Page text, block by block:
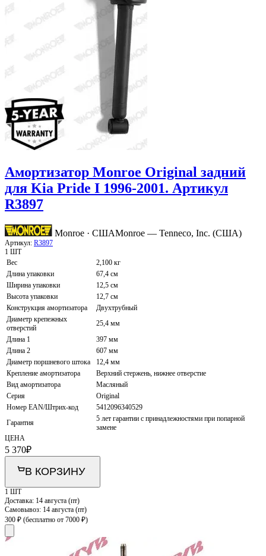
Амортизатор Monroe Original задний
для Kia Pride I 1996-2001. Артикул
R3897
Monroe · СШАMonroe — Tenneco, Inc. (США)
Артикул: R3897
1 ШТ
Вес
2,100 кг
Длина упаковки
67,4 см
Ширина упаковки
12,5 см
Высота упаковки
12,7 см
Конструкция амортизатора
Двухтрубный
Диаметр крепежных
отверстий
25,4 мм
Длина 1
397 мм
Длина 2
607 мм
Диаметр поршневого штока
12,4 мм
Крепление амортизатора
Верхний стержень, нижнее отверстие
Вид амортизатора
Масляный
Серия
Original
Номер EAN/Штрих-код
5412096340529
Гарантия
5 лет гарантии с принадлежностями при попарной
замене
ЦЕНА
5 370₽
В КОРЗИНУ
1 ШТ
Доставка: 14 августа (пт)
Самовывоз: 14 августа (пт)
300 ₽ (бесплатно от 7000 ₽)